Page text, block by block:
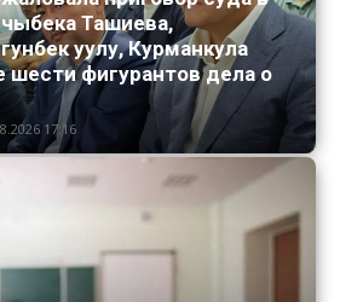
Ташиева,
уулу, Курманкула
шести фигурантов дела о
17:16